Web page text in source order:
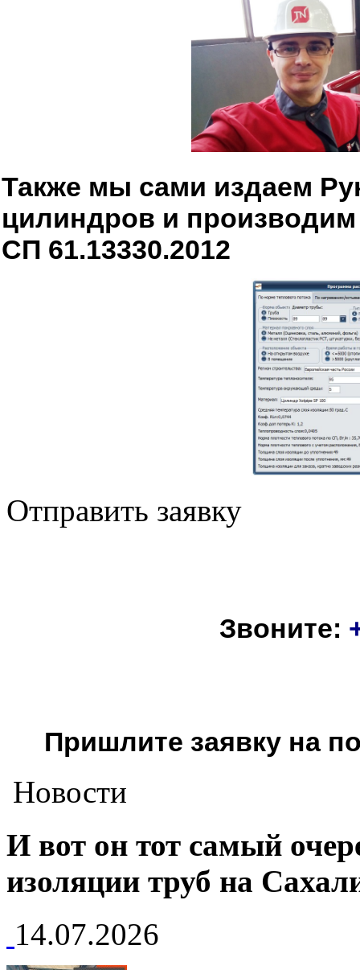
Также мы сами издаем
цилиндров и
СП 61.13330.2012
Отправить заявку
Звоните:
Пришлите заявку на
Новости
И вот он тот самый
изоляции труб на
14.07.2026